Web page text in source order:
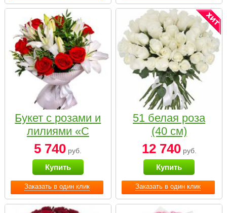
Заказать в один клик
Букет с розами и
лилиями «С
наилучшими
пожеланиями»
5 740 руб.
Купить
Заказать в один клик
51 белая роза
(40 см)
12 740руб.
Купить